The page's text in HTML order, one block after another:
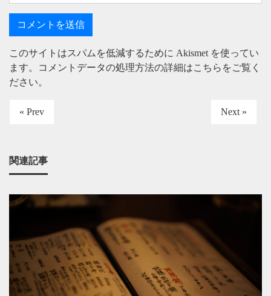
このサイトはスパムを低減するために Akismet を使ってい
ます。
コメントデータの処理方法の詳細はこちらをご覧く
ださい。
« Prev Next »
関連記事